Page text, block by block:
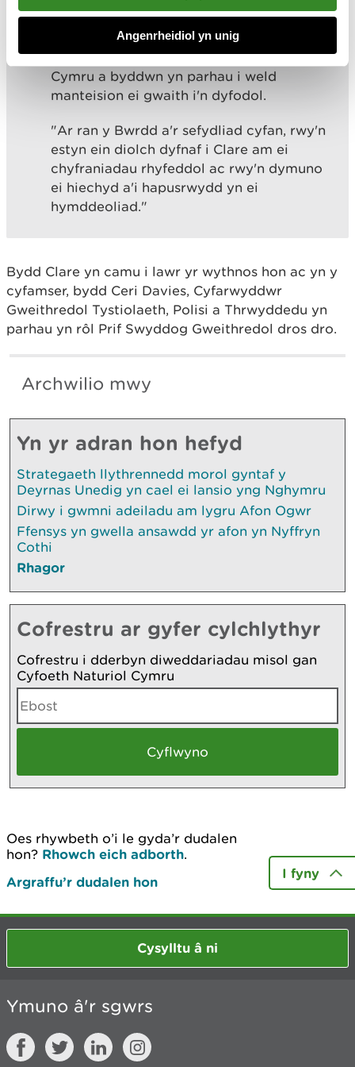
Angenrheidiol yn unig
wasanaeth. Mae ymroddiad ac
arweinyddiaeth ddiwyro Clare wedi bod
yn allweddol wrth lywio Cyfoeth Naturiol
Cymru a byddwn yn parhau i weld
manteision ei gwaith i'n dyfodol.
"Ar ran y Bwrdd a'r sefydliad cyfan, rwy'n
estyn ein diolch dyfnaf i Clare am ei
chyfraniadau rhyfeddol ac rwy'n dymuno
ei hiechyd a'i hapusrwydd yn ei
hymddeoliad."
Bydd Clare yn camu i lawr yr wythnos hon ac yn y
cyfamser, bydd Ceri Davies, Cyfarwyddwr
Gweithredol Tystiolaeth, Polisi a Thrwyddedu yn
parhau yn rôl Prif Swyddog Gweithredol dros dro.
Archwilio mwy
Yn yr adran hon hefyd
Strategaeth llythrennedd morol gyntaf y
Deyrnas Unedig yn cael ei lansio yng Nghymru
Dirwy i gwmni adeiladu am lygru Afon Ogwr
Ffensys yn gwella ansawdd yr afon yn Nyffryn
Cothi
Rhagor
Cofrestru ar gyfer cylchlythyr
Cofrestru i dderbyn diweddariadau misol gan
Cyfoeth Naturiol Cymru
Oes rhywbeth o’i le gyda’r dudalen
hon? Rhowch eich adborth.
Argraffu’r dudalen hon
I fyny
Cysylltu â ni
Ymuno â'r sgwrs